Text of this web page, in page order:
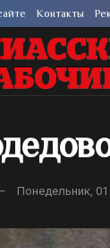
Контакты
Понедельник, 01